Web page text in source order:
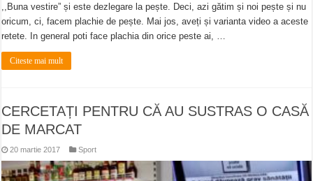
,,Buna vestire” și este dezlegare la pește. Deci, azi gătim și noi pește și nu
oricum, ci, facem plachie de pește. Mai jos, aveți și varianta video a aceste
retete. In general poti face plachia din orice peste ai, …
Citeste mai mult
CERCETAȚI PENTRU CĂ AU SUSTRAS O CASĂ
DE MARCAT
20 martie 2017 Sport